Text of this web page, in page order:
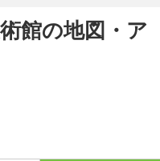
館の地図・ア